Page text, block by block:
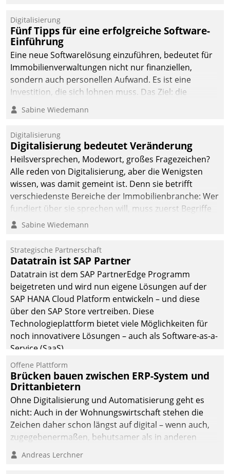
Digitalisierung
Fünf Tipps für eine erfolgreiche Software-
Einführung
Eine neue Softwarelösung einzuführen, bedeutet für
Immobilienverwaltungen nicht nur finanziellen,
sondern auch personellen Aufwand. Es ist eine
Investition, die sich lohnen muss. Das Ziel: die
nachhaltige Optimierung der Geschäftsabläufe. Damit
dieses Ziel erreicht wird, sollten einige Grundregeln
Sabine Wiedemann
Digitalisierung
Digitalisierung bedeutet Veränderung
Heilsversprechen, Modewort, großes Fragezeichen?
Alle reden von Digitalisierung, aber die Wenigsten
wissen, was damit gemeint ist. Denn sie betrifft
verschiedenste Bereiche der Immobilienbranche: Wer
fundiert über sie sprechen will, muss zuerst Begriffe
klären. Ein Aspekt ist die betriebliche Optimierung:
Einsparungen durch optimierte und automatisierte
Prozesse. Doch man darf nicht zu viel erwarten: Allein
mit der Einführung einer neuen Software ist es nicht
getan. Die Digitalisierung erfordert von Unternehmen
die Bereitschaft, sich zu überprüfen, zu hinterfragen
und zu verändern.
Sabine Wiedemann
Strategische Partnerschaft
Datatrain ist SAP Partner
Datatrain ist dem SAP PartnerEdge Programm
beigetreten und wird nun eigene Lösungen auf der
SAP HANA Cloud Platform entwickeln – und diese
über den SAP Store vertreiben. Diese
Technologieplattform bietet viele Möglichkeiten für
noch innovativere Lösungen – auch als Software-as-a-
Service (SaaS).
Offene Plattform
Brücken bauen zwischen ERP-System und
Drittanbietern
Ohne Digitalisierung und Automatisierung geht es
nicht: Auch in der Wohnungswirtschaft stehen die
Zeichen daher schon längst auf digital – wenn auch,
zugegebenermaßen, behutsamer als in anderen
Branchen.
Andreas Lerchner